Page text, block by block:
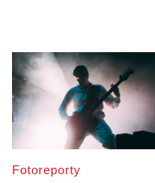
Fotoreporty